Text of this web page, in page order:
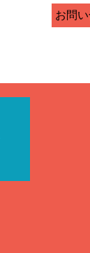
お問